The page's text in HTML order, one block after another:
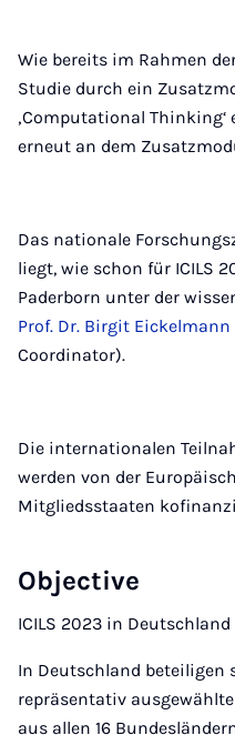
Wie bereits im Rahmen
Studie durch ein
‚Computational
erneut an dem
Das nationale
liegt, wie schon für ICILS
Paderborn unter der
Prof. Dr. Birgit Eickelmann
Coordinator).
Die internationalen
werden von der
Mitgliedsstaaten
Objective
ICILS 2023 in Deutschland
In Deutschland beteiligen
repräsentativ
aus allen 16